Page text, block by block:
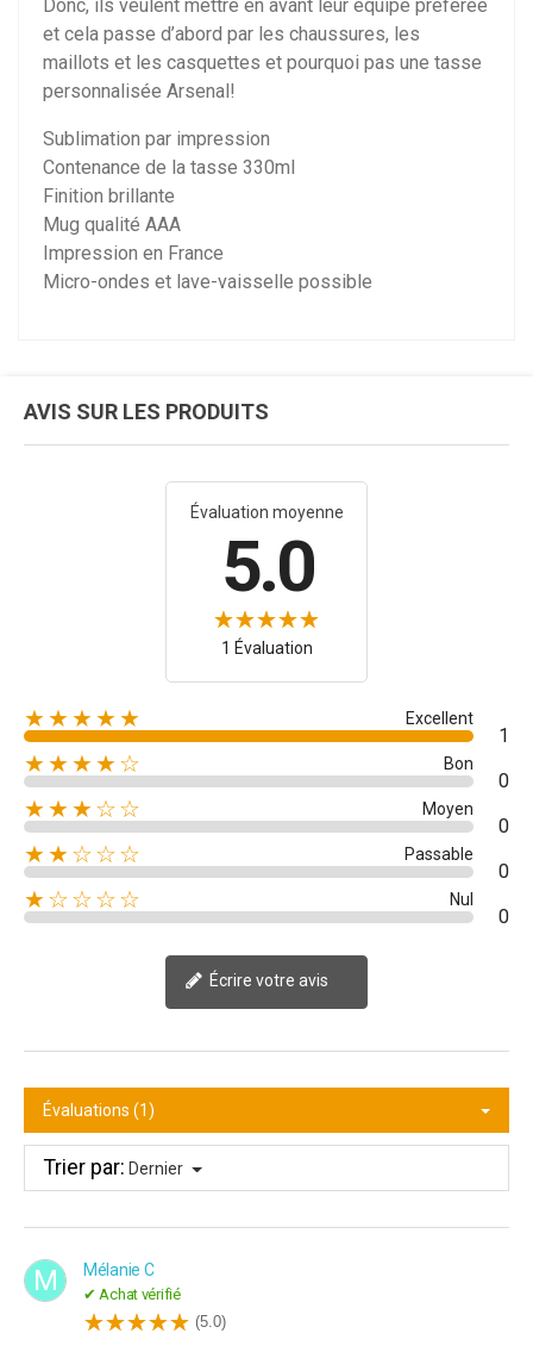
Donc, ils veulent mettre en avant leur équipe préférée
et cela passe d’abord par les chaussures, les
maillots et les casquettes et pourquoi pas une tasse
personnalisée Arsenal!
Sublimation par impression
Contenance de la tasse 330ml
Finition brillante
Mug qualité AAA
Impression en France
Micro-ondes et lave-vaisselle possible
AVIS SUR LES PRODUITS
Évaluation moyenne
5.0
1 Évaluation
★★★★★ Excellent
1
★★★★☆ Bon
0
★★★☆☆ Moyen
0
★★☆☆☆ Passable
0
★☆☆☆☆ Nul
0
Écrire votre avis
Évaluations (1)
Trier par: Dernier
M Mélanie C
✔ Achat vérifié
(5.0)